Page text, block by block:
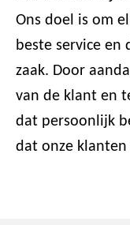
Ons doel is om
beste service en
zaak. Door
van de klant en
dat persoonlijk
dat onze